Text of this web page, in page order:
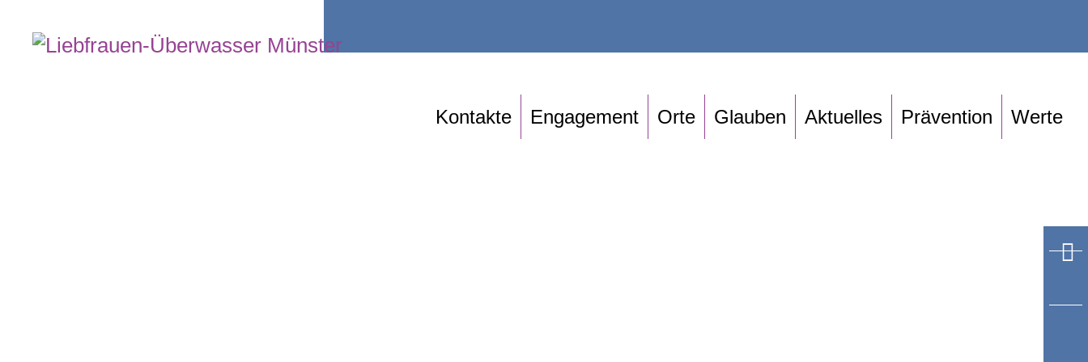
Kontakte Engagement Orte Glauben Aktuelles Prävention Werte